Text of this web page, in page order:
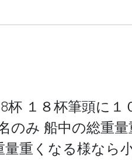
杯 １８杯筆頭に１
のみ 船中の総重
重くなる様なら